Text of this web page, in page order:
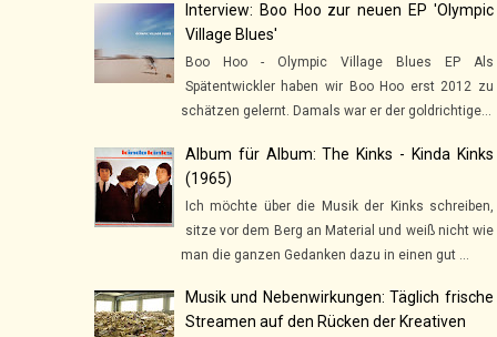
Interview: Boo Hoo zur neuen EP 'Olympic
Village Blues'
Boo Hoo - Olympic Village Blues EP Als
Spätentwickler haben wir Boo Hoo erst 2012 zu
schätzen gelernt. Damals war er der goldrichtige...
Album für Album: The Kinks - Kinda Kinks
(1965)
Ich möchte über die Musik der Kinks schreiben,
sitze vor dem Berg an Material und weiß nicht wie
man die ganzen Gedanken dazu in einen gut ...
Musik und Nebenwirkungen: Täglich frische
Streamen auf den Rücken der Kreativen